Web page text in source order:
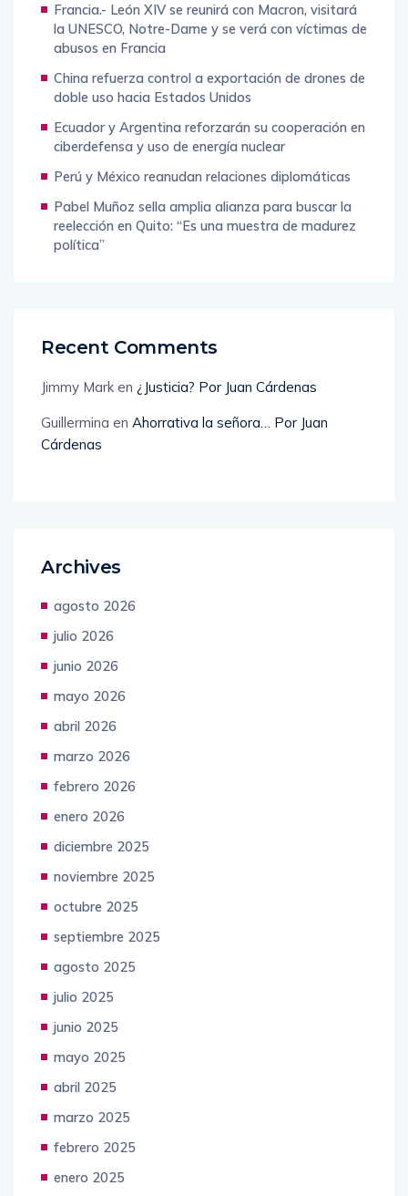
Francia.- León XIV se reunirá con Macron, visitará
la UNESCO, Notre-Dame y se verá con víctimas de
abusos en Francia
China refuerza control a exportación de drones de
doble uso hacia Estados Unidos
Ecuador y Argentina reforzarán su cooperación en
ciberdefensa y uso de energía nuclear
Perú y México reanudan relaciones diplomáticas
Pabel Muñoz sella amplia alianza para buscar la
reelección en Quito: “Es una muestra de madurez
política”
Recent Comments
Jimmy Mark en ¿Justicia? Por Juan Cárdenas
Guillermina en Ahorrativa la señora… Por Juan
Cárdenas
Archives
agosto 2026
julio 2026
junio 2026
mayo 2026
abril 2026
marzo 2026
febrero 2026
enero 2026
diciembre 2025
noviembre 2025
octubre 2025
septiembre 2025
agosto 2025
julio 2025
junio 2025
mayo 2025
abril 2025
marzo 2025
febrero 2025
enero 2025